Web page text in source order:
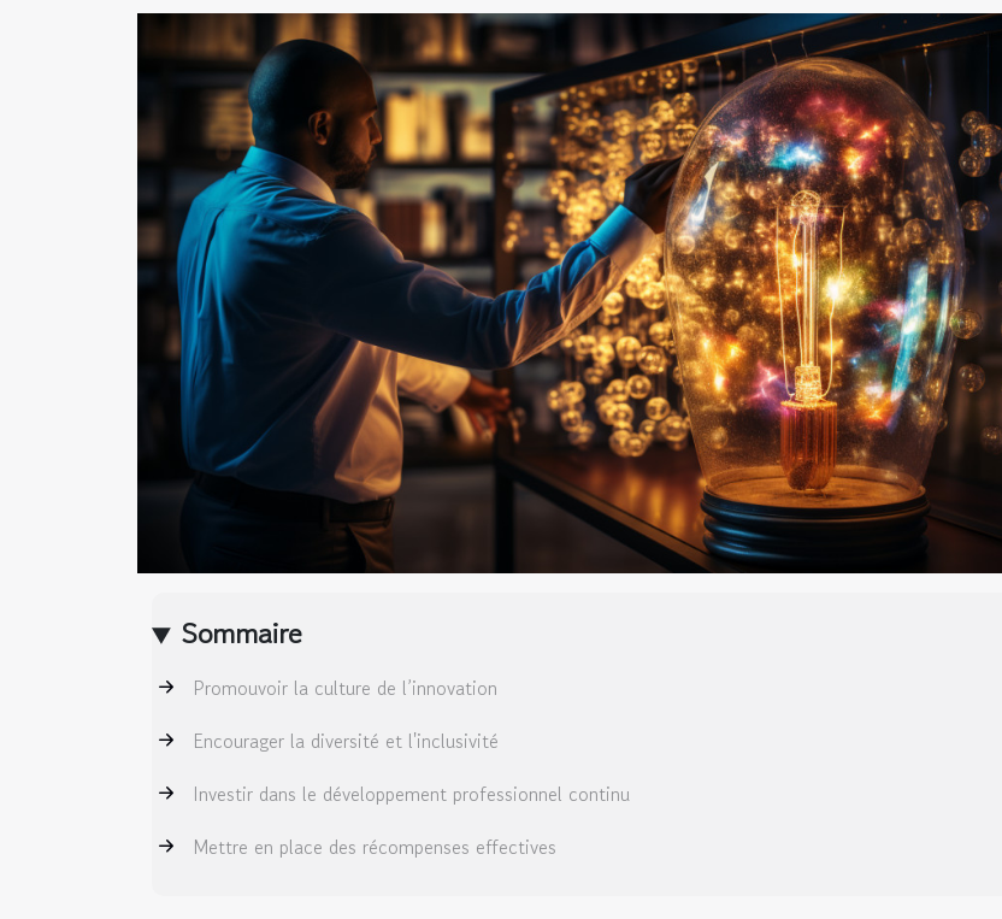
Sommaire
Promouvoir la culture de l’innovation
Encourager la diversité et l'inclusivité
Investir dans le développement professionnel continu
Mettre en place des récompenses effectives